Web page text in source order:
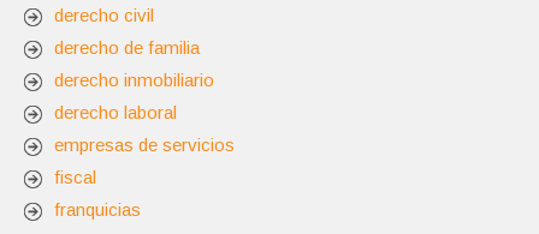
derecho civil
derecho de familia
derecho inmobiliario
derecho laboral
empresas de servicios
fiscal
franquicias